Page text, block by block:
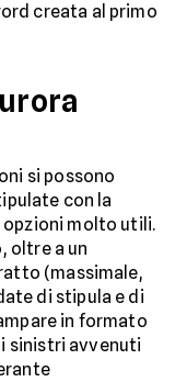
creata al primo
si possono
con la
opzioni molto utili.
oltre a un
(massimale,
di stipula e di
in formato
sinistri avvenuti